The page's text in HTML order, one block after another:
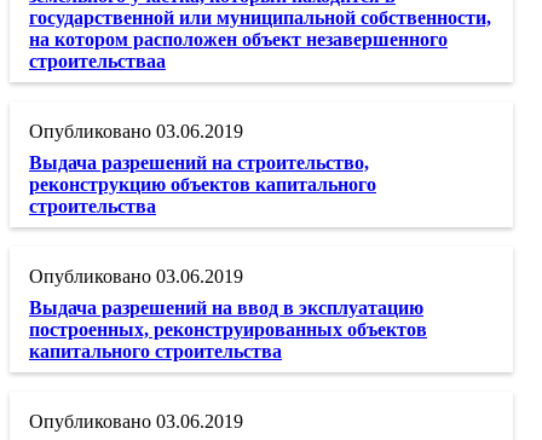
государственной или муниципальной собственности,
на котором расположен объект незавершенного
строительстваа
03.06.2019
Выдача разрешений на строительство,
реконструкцию объектов капитального
строительства
03.06.2019
Выдача разрешений на ввод в эксплуатацию
построенных, реконструированных объектов
капитального строительства
03.06.2019